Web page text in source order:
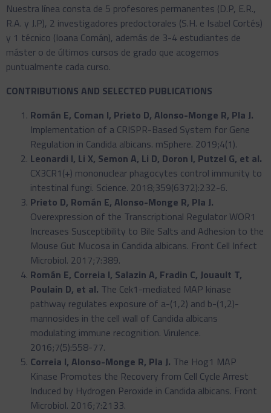
Nuestra línea consta de 5 profesores permanentes (D.P, E.R.,
R.A. y J.P), 2 investigadores predoctorales (S.H. e Isabel Cortés)
y 1 técnico (Ioana Comán), además de 3-4 estudiantes de
máster o de últimos cursos de grado que acogemos
puntualmente cada curso.
CONTRIBUTIONS AND SELECTED PUBLICATIONS
Román E, Coman I, Prieto D, Alonso-Monge R, Pla J.
Implementation of a CRISPR-Based System for Gene
Regulation in Candida albicans. mSphere. 2019;4(1).
Leonardi I, Li X, Semon A, Li D, Doron I, Putzel G, et al.
CX3CR1(+) mononuclear phagocytes control immunity to
intestinal fungi. Science. 2018;359(6372):232-6.
Prieto D, Román E, Alonso-Monge R, Pla J.
Overexpression of the Transcriptional Regulator WOR1
Increases Susceptibility to Bile Salts and Adhesion to the
Mouse Gut Mucosa in Candida albicans. Front Cell Infect
Microbiol. 2017;7:389.
Román E, Correia I, Salazin A, Fradin C, Jouault T,
Poulain D, et al. The Cek1-mediated MAP kinase
pathway regulates exposure of a-(1,2) and b-(1,2)-
mannosides in the cell wall of Candida albicans
modulating immune recognition. Virulence.
2016;7(5):558-77.
Correia I, Alonso-Monge R, Pla J. The Hog1 MAP
Kinase Promotes the Recovery from Cell Cycle Arrest
Induced by Hydrogen Peroxide in Candida albicans. Front
Microbiol. 2016;7:2133.